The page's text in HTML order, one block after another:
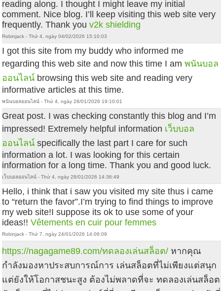
reading along. I thought I might leave my initial
comment. Nice blog. I’ll keep visiting this web site very
frequently. Thank youv2k shielding
Robinjack - Thứ 4, ngày 04/02/2026 15:10:03
I got this site from my buddy who informed me
regarding this web site and now this time I amพนันบอล
ออนไลน์ browsing this web site and reading very
informative articles at this time.
พนันบอลออนไลน์ - Thứ 4, ngày 28/01/2026 19:10:01
Great post. I was checking constantly this blog and I’m
impressed! Extremely helpful information เว็บบอล
ออนไลน์ specifically the last part I care for such
information a lot. I was looking for this certain
information for a long time. Thank you and good luck.
เว็บบอลออนไลน์ - Thứ 4, ngày 28/01/2026 14:36:49
Hello, i think that i saw you visited my site thus i came
to “return the favor”.I’m trying to find things to improve
my web site!I suppose its ok to use some of your
ideas!!Vêtements en cuir pour femmes
Robinjack - Thứ 7, ngày 24/01/2026 14:06:09
https://nagagame89.com/ทดลองเล่นสล็อต/ หากคุณ
กำลังมองหาประสบการณ์การ เล่นสล็อตที่ไม่เพียงแต่สนุก
แต่ยังให้โอกาสชนะสูง ต้องไม่พลาดที่จะ ทดลองเล่นสล็อต